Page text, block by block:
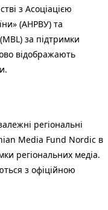
з Асоціацією
(АНРВУ) та
за підтримки
відображають
регіональні
Media Fund Nordic в
регіональних медіа.
з офіційною